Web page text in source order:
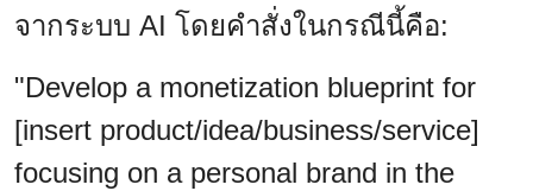
จากระบบ AI โดยคำสั่งในกรณีนี้คือ:
"Develop a monetization blueprint for
[insert product/idea/business/service]
focusing on a personal brand in the